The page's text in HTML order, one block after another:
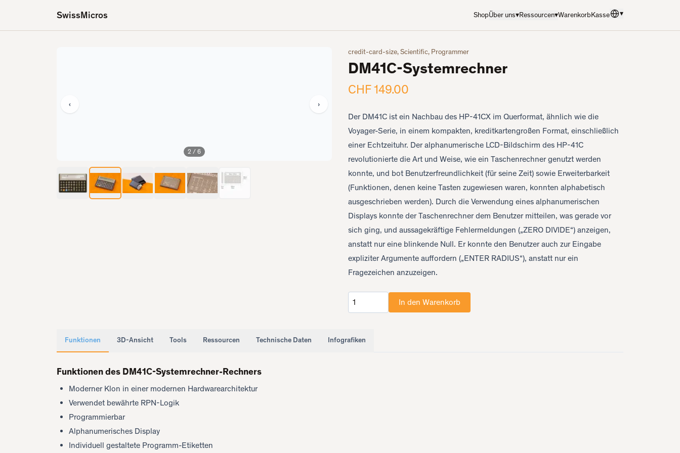
SwissMicros ShopÜber uns▾Ressourcen▾WarenkorbKasseSprache
▾
‹ ›
2 / 6
credit-card-size, Scientific, Programmer
DM41C-Systemrechner
CHF 149.00
Der DM41C ist ein Nachbau des HP-41CX im Querformat, ähnlich wie die
Voyager-Serie, in einem kompakten, kreditkartengroßen Format, einschließlich
einer Echtzeituhr. Der alphanumerische LCD-Bildschirm des HP-41C
revolutionierte die Art und Weise, wie ein Taschenrechner genutzt werden
konnte, und bot Benutzerfreundlichkeit (für seine Zeit) sowie Erweiterbarkeit
(Funktionen, denen keine Tasten zugewiesen waren, konnten alphabetisch
ausgeschrieben werden). Durch die Verwendung eines alphanumerischen
Displays konnte der Taschenrechner dem Benutzer mitteilen, was gerade vor
sich ging, und aussagekräftige Fehlermeldungen („ZERO DIVIDE“) anzeigen,
anstatt nur eine blinkende Null. Er konnte den Benutzer auch zur Eingabe
expliziter Argumente auffordern („ENTER RADIUS“), anstatt nur ein
Fragezeichen anzuzeigen.
Anzahl
In den Warenkorb
Funktionen 3D-Ansicht Tools Ressourcen Technische Daten Infografiken
Funktionen des DM41C-Systemrechner-Rechners
Moderner Klon in einer modernen Hardwarearchitektur
Verwendet bewährte RPN-Logik
Programmierbar
Alphanumerisches Display
Individuell gestaltete Programm-Etiketten